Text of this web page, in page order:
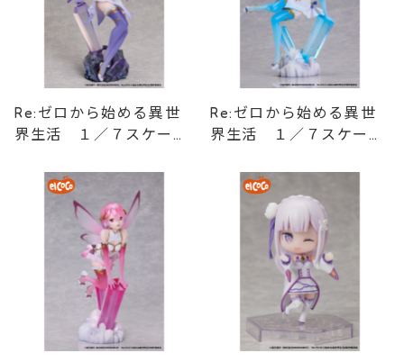
Re:ゼロから始める異世
界生活 １／７スケール
ジュエルプリンセス
Re:ゼロから始める異世
界生活 １／７スケール
エルプリンセス